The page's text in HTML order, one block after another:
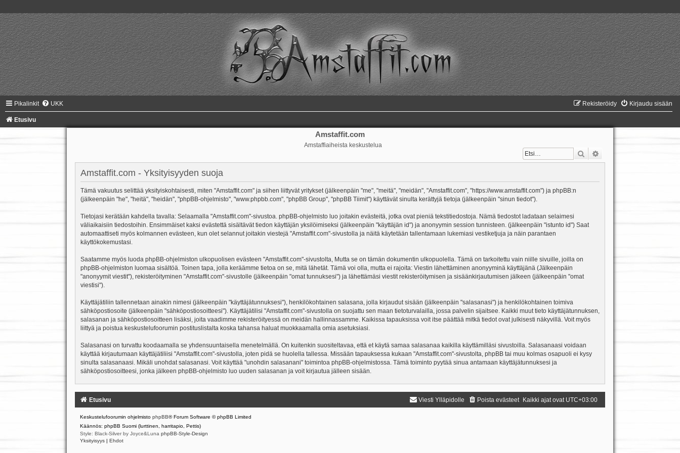
Pikalinkit UKK Kirjaudu sisään
Rekisteröidy
Etusivu
Amstaffit.com
Amstaffiaiheista keskustelua
Etsi
Amstaffit.com - Yksityisyyden suoja
Tämä vakuutus selittää yksityiskohtaisesti, miten "Amstaffit.com" ja siihen liittyvät yritykset (jälkeenpäin "me", "meitä", "meidän", "Amstaffit.com", "https://www.amstaffit.com") ja phpBB:n
(jälkeenpäin "he", "heitä", "heidän", "phpBB-ohjelmisto", "www.phpbb.com", "phpBB Group", "phpBB Tiimit") käyttävät sinulta kerättyjä tietoja (jälkeenpäin "sinun tiedot").
Tietojasi kerätään kahdella tavalla: Selaamalla "Amstaffit.com"-sivustoa. phpBB-ohjelmisto luo joitakin evästeitä, jotka ovat pieniä tekstitiedostoja. Nämä tiedostot ladataan selaimesi
väliaikaisiin tiedostoihin. Ensimmäiset kaksi evästettä sisältävät tiedon käyttäjän yksilöimiseksi (jälkeenpäin "käyttäjän id") ja anonyymin session tunnisteen. (jälkeenpäin "istunto id") Saat
automaattiseti myös kolmannen evästeen, kun olet selannut joitakin viestejä "Amstaffit.com"-sivustolla ja näitä käytetään tallentamaan lukemiasi vestiketjuja ja näin parantaen
käyttökokemustasi.
Saatamme myös luoda phpBB-ohjelmiston ulkopuolisen evästeen "Amstaffit.com"-sivustolta, Mutta se on tämän dokumentin ulkopuolella. Tämä on tarkoitettu vain niille sivuille, joilla on
phpBB-ohjelmiston luomaa sisältöä. Toinen tapa, jolla keräämme tietoa on se, mitä lähetät. Tämä voi olla, mutta ei rajoita: Viestin lähettäminen anonyyminä käyttäjänä (Jälkeenpäin
"anonyymit viestit"), rekisteröityminen "Amstaffit.com"-sivustolle (jälkeenpäin "omat tunnuksesi") ja lähettämäsi viestit rekisteröitymisen ja sisäänkirjautumisen jälkeen (jälkeenpäin "omat
viestisi").
Käyttäjätiliin tallennetaan ainakin nimesi (jälkeenpäin "käyttäjätunnuksesi"), henkilökohtainen salasana, jolla kirjaudut sisään (jälkeenpäin "salasanasi") ja henkilökohtainen toimiva
sähköpostiosoite (jälkeenpäin "sähköpostiosoitteesi"). Käyttäjätilisi "Amstaffit.com"-sivustolla on suojattu sen maan tietoturvalailla, jossa palvelin sijaitsee. Kaikki muut tieto käyttäjätunnuksen,
salasanan ja sähköpostiosoitteen lisäksi, joita vaadimme rekisteröityessä on meidän hallinnassamme. Kaikissa tapauksissa voit itse päättää mitkä tiedot ovat julkisesti näkyvillä. Voit myös
liittyä ja poistua keskustelufoorumin postituslistalta koska tahansa haluat muokkaamalla omia asetuksiasi.
Salasanasi on turvattu koodaamalla se yhdensuuntaisella menetelmällä. On kuitenkin suositeltavaa, että et käytä samaa salasanaa kaikilla käyttämilläsi sivustoilla. Salasanaasi voidaan
käyttää kirjautumaan käyttäjätiliisi "Amstaffit.com"-sivustolla, joten pidä se huolella tallessa. Missään tapauksessa kukaan "Amstaffit.com"-sivustolta, phpBB tai muu kolmas osapuoli ei kysy
sinulta salasanaasi. Mikäli unohdat salasanasi. Voit käyttää "unohdin salasanani" toimintoa phpBB-ohjelmistossa. Tämä toiminto pyytää sinua antamaan käyttäjätunnuksesi ja
sähköpostiosoitteesi, jonka jälkeen phpBB-ohjelmisto luo uuden salasanan ja voit kirjautua jälleen sisään.
Etusivu Kaikki ajat ovat UTC+03:00
Poista evästeet
Viesti Ylläpidolle
Keskustelufoorumin ohjelmisto phpBB® Forum Software © phpBB Limited
Käännös: phpBB Suomi (lurttinen, harritapio, Pettis)
Style: Black-Silver by Joyce&Luna phpBB-Style-Design
Yksityisyys | Ehdot